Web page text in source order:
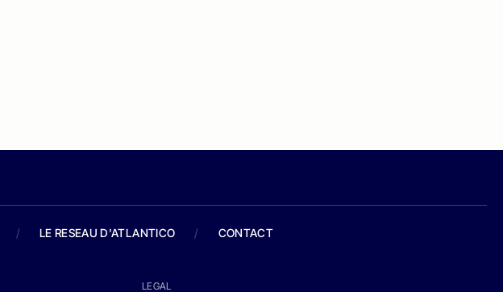
/ LE RESEAU D'ATLANTICO / CONTACT
LEGAL